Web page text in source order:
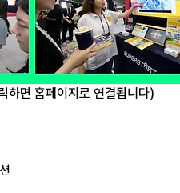
하면 홈페이지로 연결됩니다)